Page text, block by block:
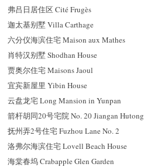
弗吕日居住区 Cité Frugès
迦太基别墅 Villa Carthage
六分仪海滨住宅 Maison aux Mathes
肖特汉别墅 Shodhan House
贾奥尔住宅 Maisons Jaoul
宜宾新屋里 Yibin House
云盘龙宅 Long Mansion in Yunpan
箭杆胡同20号宅院 No. 20 Jiangan Hutong
抚州弄2号住宅 Fuzhou Lane No. 2
洛弗尔海滨住宅 Lovell Beach House
海棠春坞 Crabapple Glen Garden